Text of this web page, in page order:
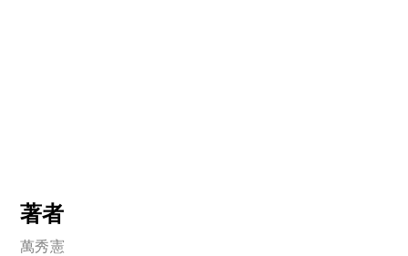
著者
萬秀憲